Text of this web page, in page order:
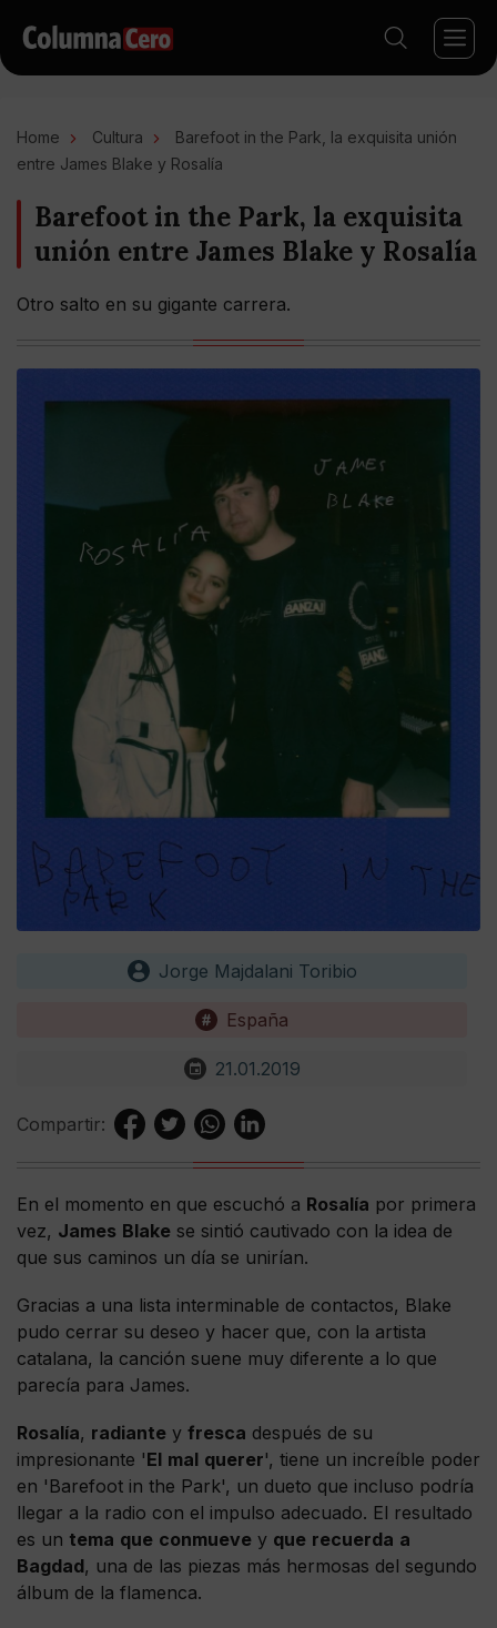
Home Cultura
Barefoot in the Park, la exquisita unión
entre James Blake y Rosalía
Barefoot in the Park, la exquisita
unión entre James Blake y Rosalía
Otro salto en su gigante carrera.
Jorge Majdalani Toribio
España
21.01.2019
Compartir:
En el momento en que escuchó a Rosalía por primera
vez, James Blake se sintió cautivado con la idea de
que sus caminos un día se unirían.
Gracias a una lista interminable de contactos, Blake
pudo cerrar su deseo y hacer que, con la artista
catalana, la canción suene muy diferente a lo que
parecía para James.
Rosalía, radiante y fresca después de su
impresionante 'El mal querer', tiene un increíble poder
en 'Barefoot in the Park', un dueto que incluso podría
llegar a la radio con el impulso adecuado. El resultado
es un tema que conmueve y que recuerda a
Bagdad, una de las piezas más hermosas del segundo
álbum de la flamenca.